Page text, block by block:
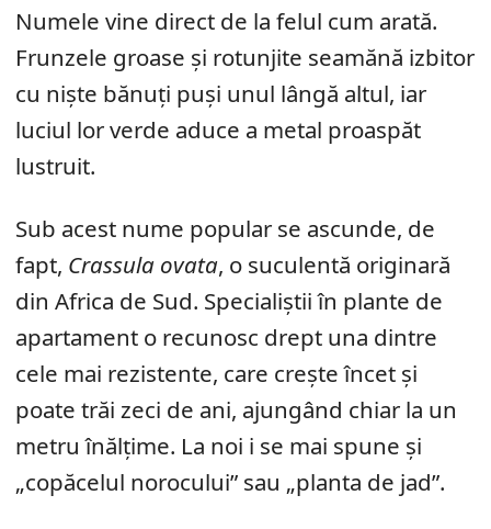
Numele vine direct de la felul cum arată.
Frunzele groase și rotunjite seamănă izbitor
cu niște bănuți puși unul lângă altul, iar
luciul lor verde aduce a metal proaspăt
lustruit.
Sub acest nume popular se ascunde, de
fapt, Crassula ovata, o suculentă originară
din Africa de Sud. Specialiștii în plante de
apartament o recunosc drept una dintre
cele mai rezistente, care crește încet și
poate trăi zeci de ani, ajungând chiar la un
metru înălțime. La noi i se mai spune și
„copăcelul norocului” sau „planta de jad”.